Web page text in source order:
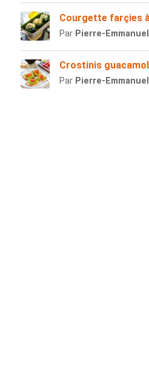
Courgette farçies
Par Pierre-
Crostinis
Par Pierre-